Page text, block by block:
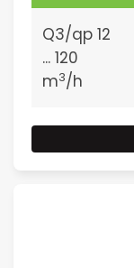
Q3/qp 12
... 120
m3/h